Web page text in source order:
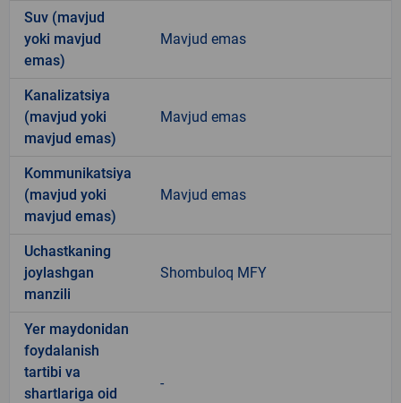
Suv (mavjud
yoki mavjud
emas)
Mavjud emas
Kanalizatsiya
(mavjud yoki
mavjud emas)
Mavjud emas
Kommunikatsiya
(mavjud yoki
mavjud emas)
Mavjud emas
Uchastkaning
joylashgan
manzili
Shombuloq MFY
Yer maydonidan
foydalanish
tartibi va
shartlariga oid
-